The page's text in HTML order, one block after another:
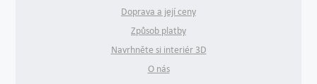
Doprava a její ceny
Způsob platby
Navrhněte si interiér 3D
O nás